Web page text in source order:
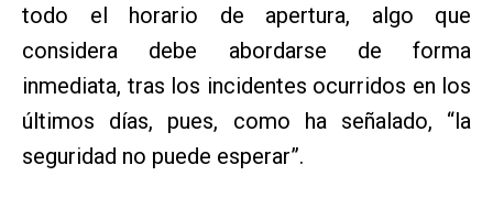
todo el horario de apertura, algo que
considera debe abordarse de forma
inmediata, tras los incidentes ocurridos en los
últimos días, pues, como ha señalado, “la
seguridad no puede esperar”.